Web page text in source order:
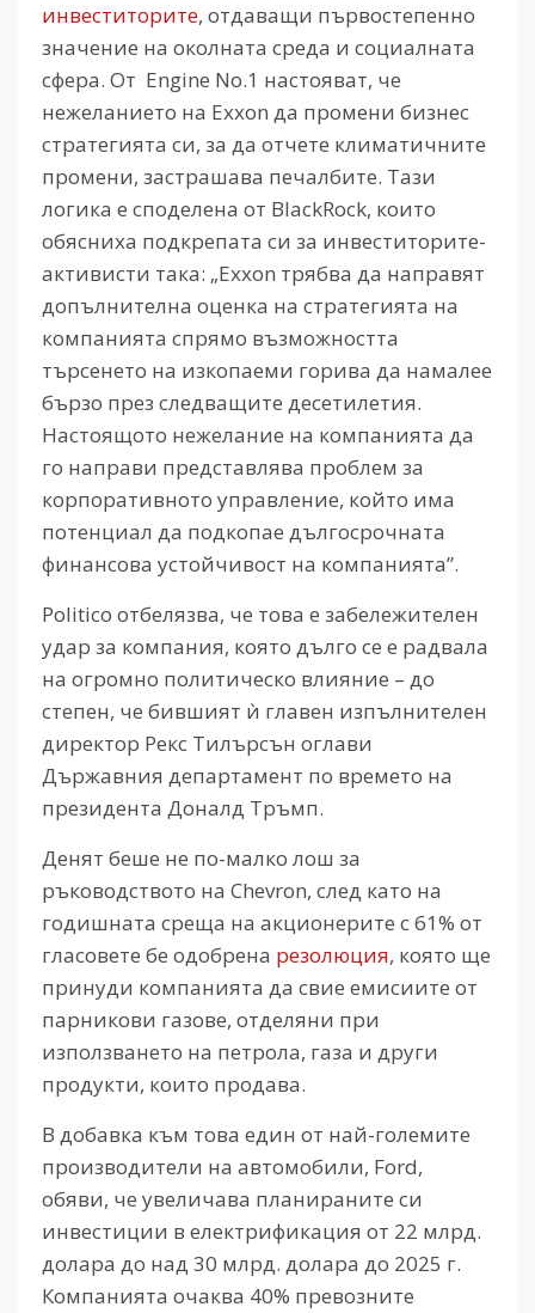
инвеститорите, отдаващи първостепенно
значение на околната среда и социалната
сфера. От Engine No.1 настояват, че
нежеланието на Exxon да промени бизнес
стратегията си, за да отчете климатичните
промени, застрашава печалбите. Тази
логика е споделена от BlackRock, които
обясниха подкрепата си за инвеститорите-
активисти така: „Exxon трябва да направят
допълнителна оценка на стратегията на
компанията спрямо възможността
търсенето на изкопаеми горива да намалее
бързо през следващите десетилетия.
Настоящото нежелание на компанията да
го направи представлява проблем за
корпоративното управление, който има
потенциал да подкопае дългосрочната
финансова устойчивост на компанията”.
Politico отбелязва, че това е забележителен
удар за компания, която дълго се е радвала
на огромно политическо влияние – до
степен, че бившият ѝ главен изпълнителен
директор Рекс Тилърсън оглави
Държавния департамент по времето на
президента Доналд Тръмп.
Денят беше не по-малко лош за
ръководството на Chevron, след като на
годишната среща на акционерите с 61% от
гласовете бе одобрена резолюция, която ще
принуди компанията да свие емисиите от
парникови газове, отделяни при
използването на петрола, газа и други
продукти, които продава.
В добавка към това един от най-големите
производители на автомобили, Ford,
обяви, че увеличава планираните си
инвестиции в електрификация от 22 млрд.
долара до над 30 млрд. долара до 2025 г.
Компанията очаква 40% превозните